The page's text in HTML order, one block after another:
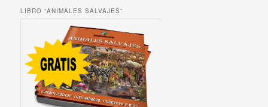
LIBRO “ANIMALES SALVAJES”